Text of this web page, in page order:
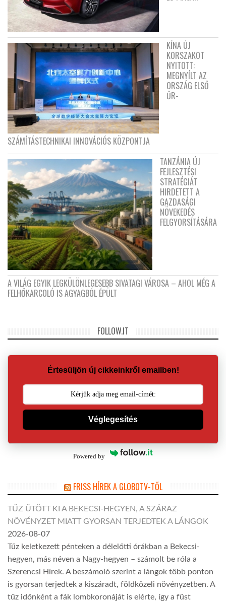
KÍNA ÚJ
KORSZAKOT
NYITOTT:
MEGNYÍLT AZ
ORSZÁG ELSŐ
ŰR-
SZÁMÍTÁSTECHNIKAI INNOVÁCIÓS KÖZPONTJA
TANZÁNIA ÚJ
FEJLESZTÉSI
STRATÉGIÁT
HIRDETETT A
GAZDASÁGI
NÖVEKEDÉS
FELGYORSÍTÁSÁRA
A VILÁG EGYIK LEGKÜLÖNLEGESEBB SIVATAGI VÁROSA – AHOL MÉG A
FELHŐKARCOLÓ IS AGYAGBÓL ÉPÜLT
FOLLOW.IT
Értesüljön új cikkeinkről emailben!
Véglegesítés
Powered by
FRISS HÍREK A GLOBOTV-TŐL
TŰZ ÜTÖTT KI A BEKECSI-HEGYEN, A SZÁRAZ
NÖVÉNYZET MIATT GYORSAN TERJEDTEK A LÁNGOK
2026-08-07
Tűz keletkezett pénteken a délelőtti órákban a Bekecsi-
hegyen, más néven a Nagy-hegyen – számolt be róla a
Szerencsi Hírek. A beszámoló szerint a lángok több ponton
is gyorsan terjedtek a kiszáradt, földközeli növényzetben. A
tűz időnként a fák lombkoronáját is elérte, így a füst